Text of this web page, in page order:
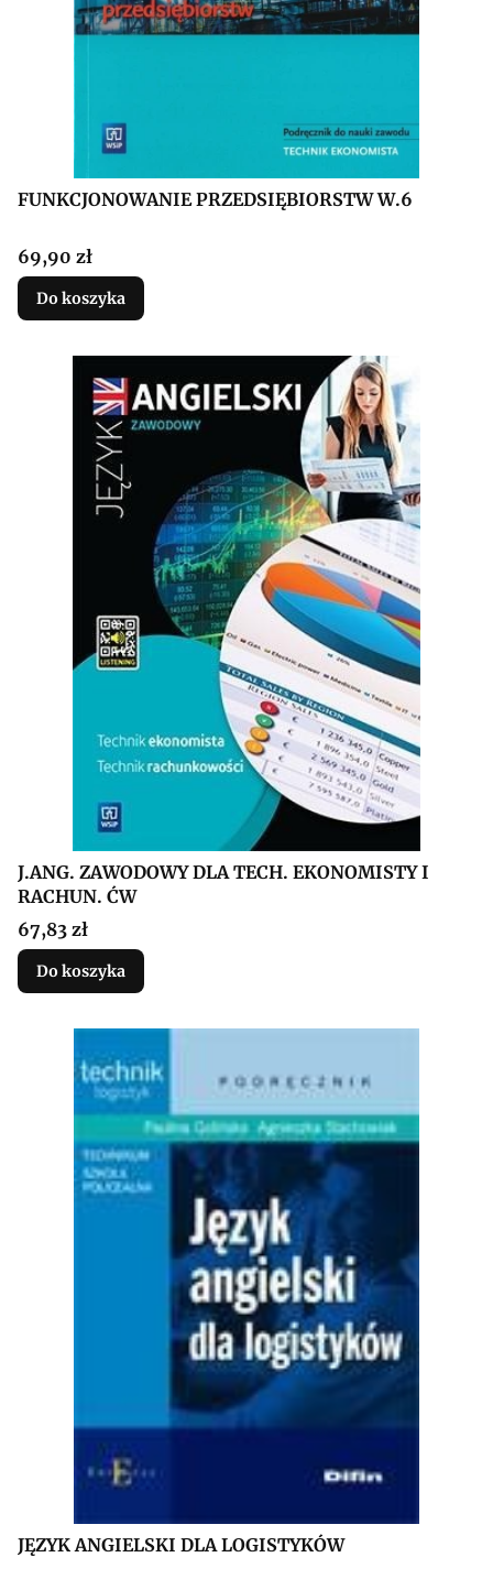
FUNKCJONOWANIE PRZEDSIĘBIORSTW W.6
Cena
69,90 zł
Do koszyka
J.ANG. ZAWODOWY DLA TECH. EKONOMISTY I
RACHUN. ĆW
Cena
67,83 zł
Do koszyka
JĘZYK ANGIELSKI DLA LOGISTYKÓW